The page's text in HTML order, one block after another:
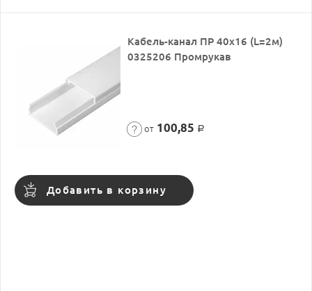
Кабель-канал ПР 40х16 (L=2м)
0325206 Промрукав
от 100,85 Р
Добавить в корзину